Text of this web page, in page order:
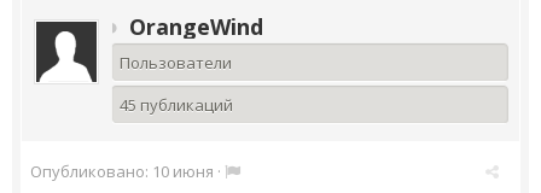
OrangeWind
Пользователи
45 публикаций
Опубликовано: 10 июня ·